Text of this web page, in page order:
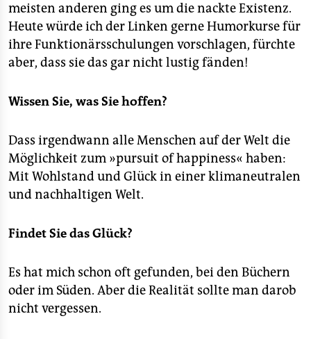
meisten anderen ging es um die nackte Existenz.
Heute würde ich der Linken gerne Humorkurse für
ihre Funktionärsschulungen vorschlagen, fürchte
aber, dass sie das gar nicht lustig fänden!
Wissen Sie, was Sie hoffen?
Dass irgendwann alle Menschen auf der Welt die
Möglichkeit zum »pursuit of happiness« haben:
Mit Wohlstand und Glück in einer klimaneutralen
und nachhaltigen Welt.
Findet Sie das Glück?
Es hat mich schon oft gefunden, bei den Büchern
oder im Süden. Aber die Realität sollte man darob
nicht vergessen.